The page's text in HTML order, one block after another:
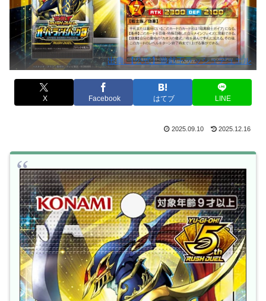
出典:【公式】遊戯王ラッシュデュエル
X Facebook はてブ LINE
2025.09.10 2025.12.16